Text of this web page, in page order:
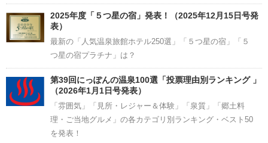
2025年度「５つ星の宿」発表！（2025年12月15日号発
表）
最新の「人気温泉旅館ホテル250選」「５つ星の宿」「５
つ星の宿プラチナ」は？
第39回にっぽんの温泉100選「投票理由別ランキング 」
（2026年1月1日号発表）
「雰囲気」「見所・レジャー＆体験」「泉質」「郷土料
理・ご当地グルメ」の各カテゴリ別ランキング・ベスト50
を発表！